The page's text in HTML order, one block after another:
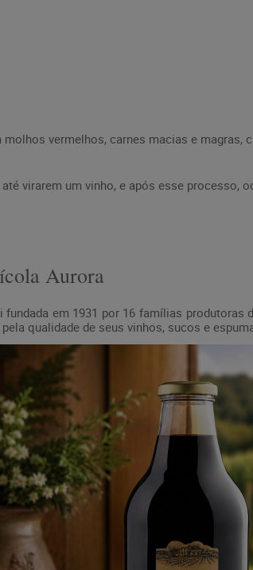
vermelhos, carnes macias e magras,
virarem um vinho, e após esse processo,
Aurora
em 1931 por 16 famílias produtoras
qualidade de seus vinhos, sucos e